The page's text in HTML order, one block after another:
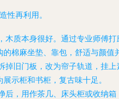
性再利用。
木质本身很好。通过专业师傅
棉麻坐垫、靠包，舒适与颜值
掉旧门板，改为帘子轨道，挂
示柜和书柜，复古味十足。
，用作茶几、床头柜或收纳